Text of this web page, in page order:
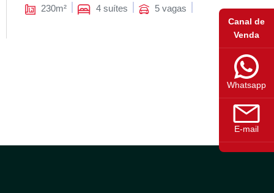
230m²
4 suítes 5 vagas
Canal de
Venda
Whatsapp
E-mail